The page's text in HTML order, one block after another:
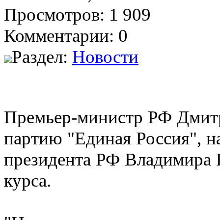
Просмотров: 1 909
Комментарии: 0
Раздел: Новости
Премьер-министр РФ
партию "Единая Россия",
президента РФ Владимира
курса.